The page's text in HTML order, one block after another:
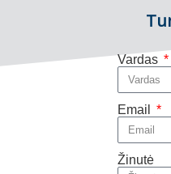
Vardas
Email
Žinutė